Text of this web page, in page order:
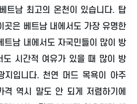
트남 최고의 온천이 있습니다. 탑
곳은 베트남 내에서도 가장 유명한
트남 내에서도 자국민들이 많이 방
도 시간적 여유가 있을 때 많이 방
지입니다. 천연 머드 목욕이 아주
격 역시 말도 안 되게 저렴하기에